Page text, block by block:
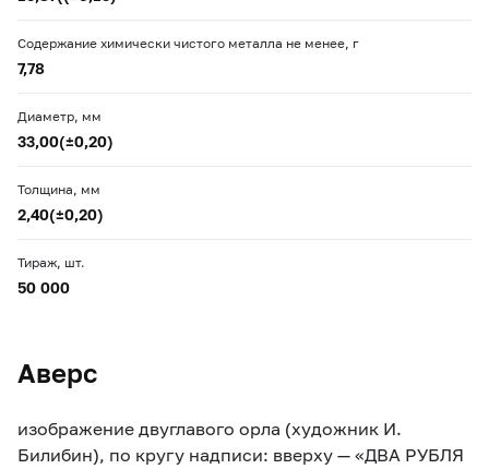
Содержание химически чистого металла не менее, г
7,78
Диаметр, мм
33,00(±0,20)
Толщина, мм
2,40(±0,20)
Тираж, шт.
50 000
Аверс
изображение двуглавого орла (художник И.
Билибин), по кругу надписи: вверху — «ДВА РУБЛЯ